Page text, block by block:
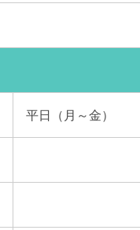
平日（月～金）